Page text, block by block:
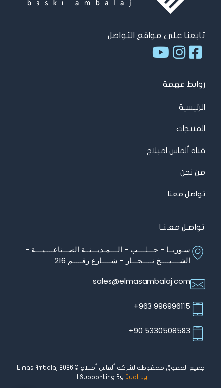
تابعنا على مواقع التواصل
روابط مهمة
الرئيسية
المنتجات
قناة ألماس امبلاج
من نحن
تواصل معنا
تواصـل معـنـا
سـوريــا - حـــلــــب - الــــمـديـــنــة الصـــناعــــيــــة -
الشــــيــــخ نـــــجـــار - شـــــارع رقـــــم 216
sales@elmasambalaj.com
996996115 963+
5330508583 90+
جميع الحقوق محفوظة لشركة ألماس أمبلاج © Elmas Ambalaj 2026
| Supporting By Quality